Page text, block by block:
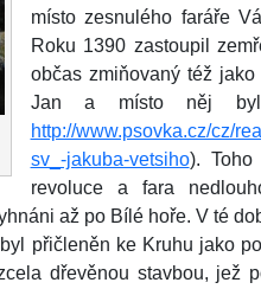
místo zesnulého faráře
Roku 1390 zastoupil
občas zmiňovaný též
Jan a místo něj
http://www.psovka.cz/cz/
sv_-jakuba-vetsiho).
revoluce a fara
až po Bílé hoře. V té
přičleněn ke Kruhu jako
dřevěnou stavbou, jež